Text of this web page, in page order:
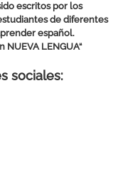
escritos por los
de diferentes
español.
NUEVA LENGUA“
sociales: